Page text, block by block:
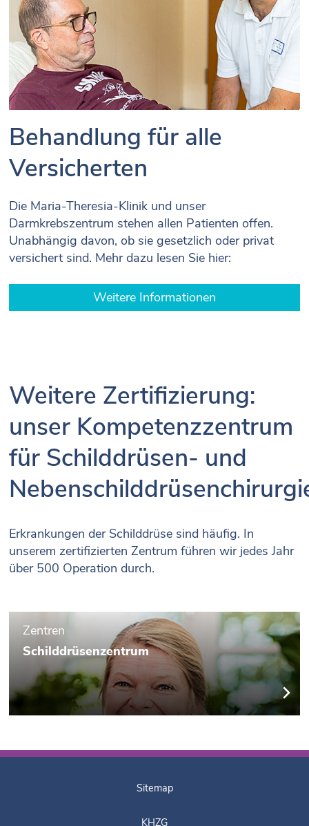
Behandlung für alle
Versicherten
Die Maria-Theresia-Klinik und unser
Darmkrebszentrum stehen allen Patienten offen.
Unabhängig davon, ob sie gesetzlich oder privat
versichert sind. Mehr dazu lesen Sie hier:
Weitere Informationen
Weitere Zertifizierung:
unser Kompetenzzentrum
für Schilddrüsen- und
Erkrankungen der Schilddrüse sind häufig. In
unserem zertifizierten Zentrum führen wir jedes Jahr
über 500 Operation durch.
Zentren
Schilddrüsenzentrum
KHZG
Sitemap